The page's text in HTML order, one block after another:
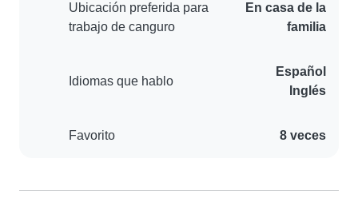
Ubicación preferida para
trabajo de canguro
En casa de la
familia
Idiomas que hablo
Español
Inglés
Favorito 8 veces